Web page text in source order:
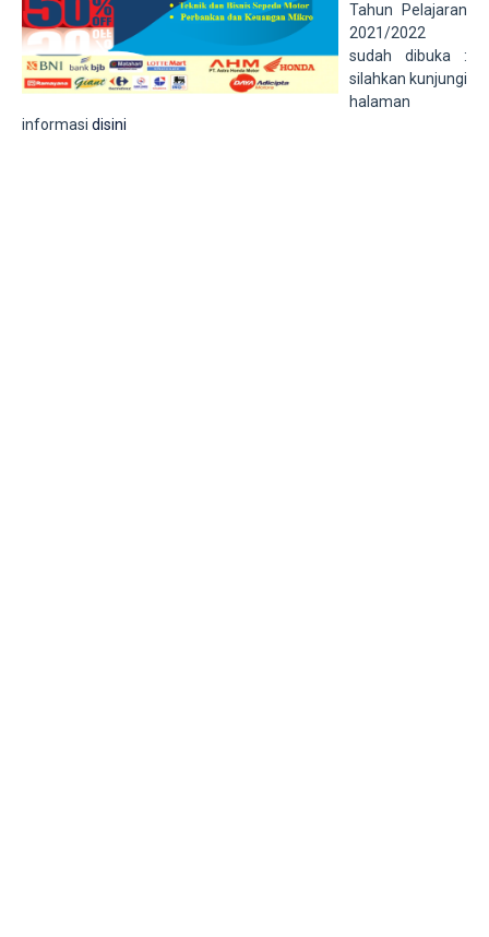
Tahun Pelajaran
2021/2022
sudah dibuka :
silahkan kunjungi
halaman
informasi disini